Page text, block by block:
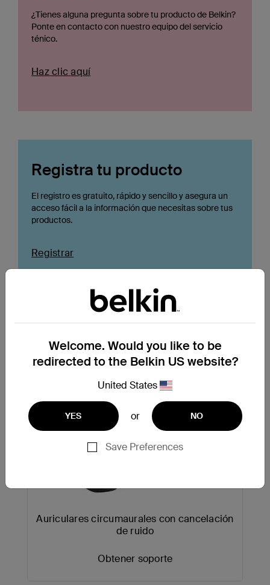
¿Tienes alguna pregunta sobre tu producto de Belkin?
Ponte en contacto con nuestro equipo del servicio
ténico.
Haz clic aquí
Registra tu producto
El registro es gratuito, rápido y sencillo y asegura un
acceso fácil a la información que necesitas sobre tus
productos.
Registrar
Productos más buscados
Auriculares circumaurales con cancelación
de ruido
Obtener soporte
Welcome. Would you like to be
redirected to the Belkin US website?
United States
YES or NO
Save Preferences